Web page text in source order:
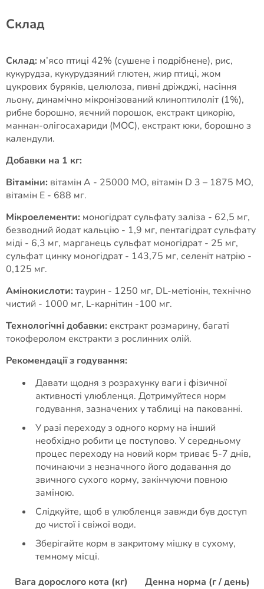
Cклад
Склад: м’ясо птиці 42% (сушене і подрібнене), рис,
кукурудза, кукурудзяний глютен, жир птиці, жом
цукрових буряків, целюлоза, пивні дріжджі, насіння
льону, динамічно мікронізований клиноптилоліт (1%),
рибне борошно, яєчний порошок, екстракт цикорію,
маннан-олігосахариди (МОС), екстракт юки, борошно з
календули.
Добавки на 1 кг:
Вітаміни: вітамін A - 25000 MО, вітамін D 3 – 1875 MО,
вітамін E - 688 мг.
Мікроелементи: моногідрат сульфату заліза - 62,5 мг,
безводний йодат кальцію - 1,9 мг, пентагідрат сульфату
міді - 6,3 мг, марганець сульфат моногідрат - 25 мг,
сульфат цинку моногідрат - 143,75 мг, селеніт натрію -
0,125 мг.
Амінокислоти: таурин - 1250 мг, DL-метіонін, технічно
чистий - 1000 мг, L-карнітин -100 мг.
Технологічні добавки: екстракт розмарину, багаті
токоферолом екстракти з рослинних олій.
Рекомендації з годування:
Давати щодня з розрахунку ваги і фізичної
активності улюбленця. Дотримуйтеся норм
годування, зазначених у таблиці на пакованні.
У разі переходу з одного корму на інший
необхідно робити це поступово. У середньому
процес переходу на новий корм триває 5-7 днів,
починаючи з незначного його додавання до
звичного сухого корму, закінчуючи повною
заміною.
Слідкуйте, щоб в улюбленця завжди був доступ
до чистої і свіжої води.
Зберігайте корм в закритому мішку в сухому,
темному місці.
Вага дорослого кота (кг)
Денна норма (г / день)